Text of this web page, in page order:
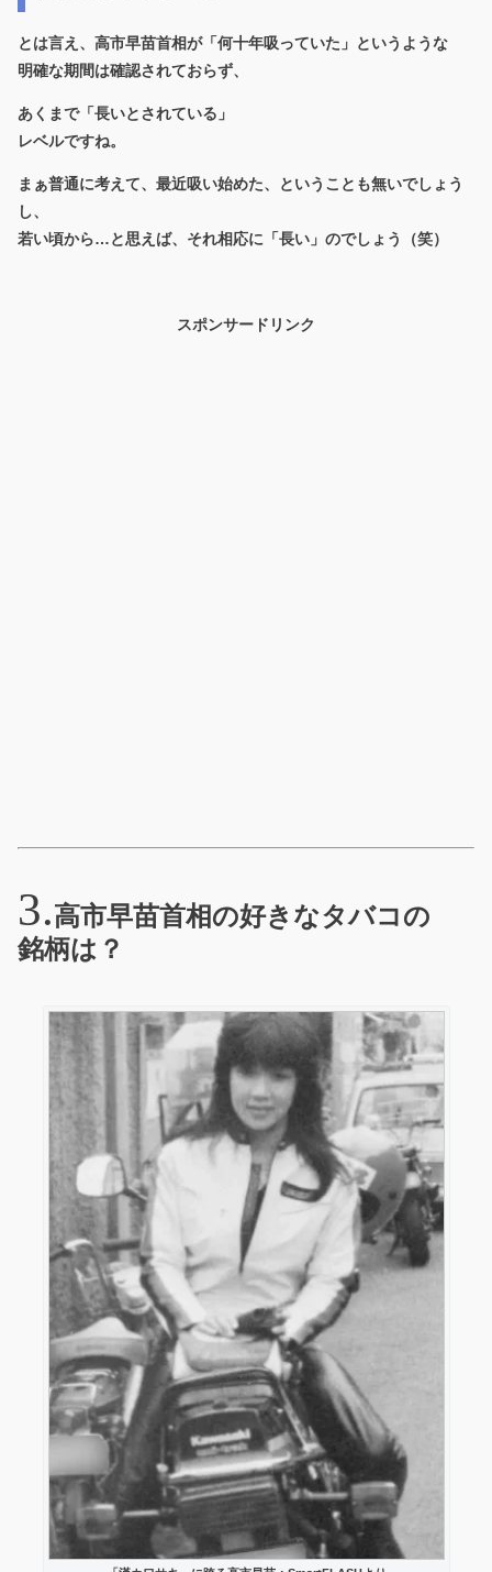
とは言え、高市早苗首相が「何十年吸っていた」というような
明確な期間は確認されておらず、
あくまで「長いとされている」
レベルですね。
まぁ普通に考えて、最近吸い始めた、ということも無いでしょう
し、
若い頃から…と思えば、それ相応に「長い」のでしょう（笑）
スポンサードリンク
高市早苗首相の好きなタバコの
銘柄は？